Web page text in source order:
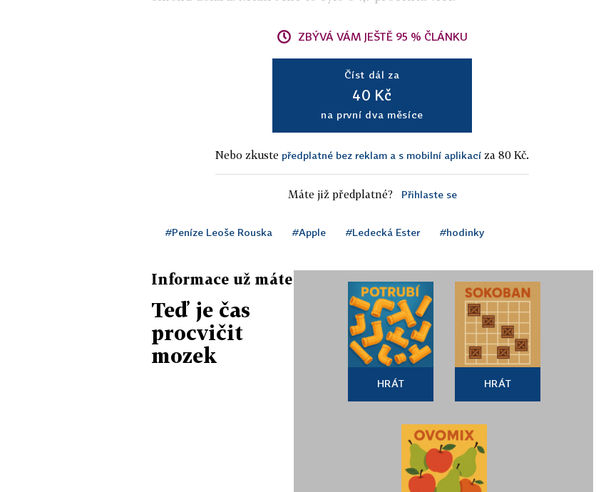
ZBÝVÁ VÁM JEŠTĚ 95 % ČLÁNKU
Číst dál za
40 Kč
na první dva měsíce
Nebo zkuste předplatné bez reklam a s mobilní aplikací za 80 Kč.
Máte již předplatné? Přihlaste se
#Peníze Leoše Rouska #Apple #Ledecká Ester #hodinky
Informace už máte
Teď je čas
procvičit
mozek
HRÁT HRÁT